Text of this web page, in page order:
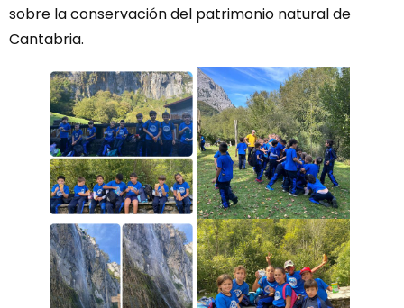
sobre la conservación del patrimonio natural de
Cantabria.